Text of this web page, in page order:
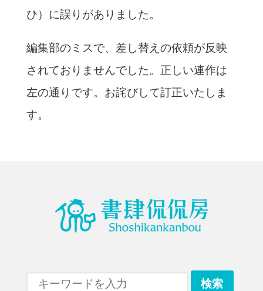
ひ）に誤りがありました。
編集部のミスで、差し替えの依頼が反映
されておりませんでした。正しい連作は
左の通りです。お詫びして訂正いたしま
す。